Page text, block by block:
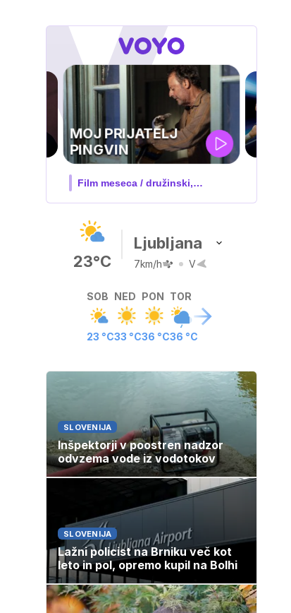
UEFA
SUPERPOKAL
V živo na VOYO: sreda ob 20.30
23°C
Ljubljana
7km/h V
SOB
23 °C
NED
33 °C
PON
36 °C
TOR
36 °C
SLOVENIJA
Inšpektorji v poostren nadzor
odvzema vode iz vodotokov
SLOVENIJA
Lažni policist na Brniku več kot
leto in pol, opremo kupil na Bolhi